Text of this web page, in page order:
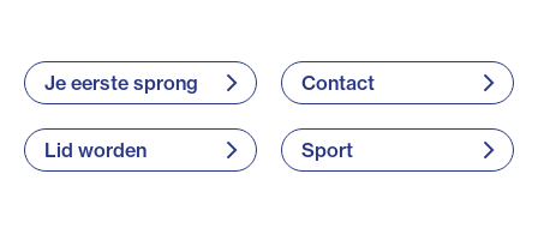
Je eerste sprong Contact
Lid worden Sport